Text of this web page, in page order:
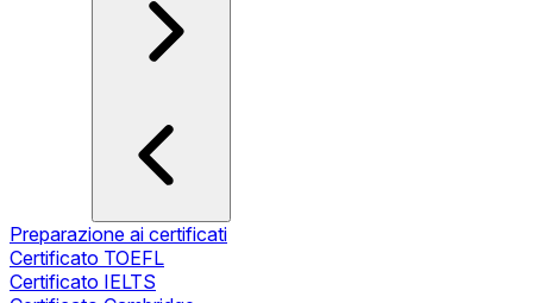
Preparazione ai certificati
Certificato TOEFL
Certificato IELTS